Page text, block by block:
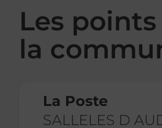
Les
la
La Poste
SALLELES D